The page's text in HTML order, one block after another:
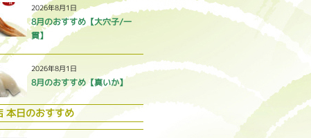
2026年8月1日
8月のおすすめ【大穴子/一
貫】
2026年8月1日
8月のおすすめ【真いか】
本日のおすすめ